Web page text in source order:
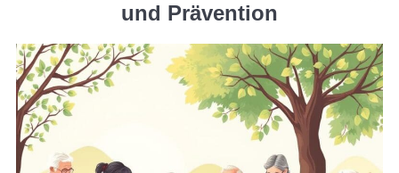
und Prävention